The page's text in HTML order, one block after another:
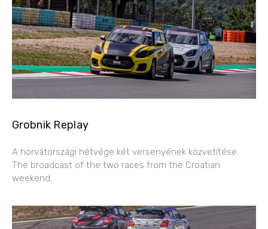
Grobnik Replay
A horvátországi hétvége két versenyének közvetítése.
The broadcast of the two races from the Croatian
weekend.